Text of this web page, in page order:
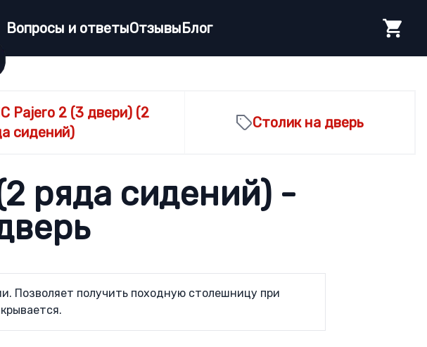
Вопросы и ответыОтзывыБлог
Pajero 2 (3 двери) (2
сидений)
Столик на дверь
ряда сидений) -
Позволяет получить походную столешницу при